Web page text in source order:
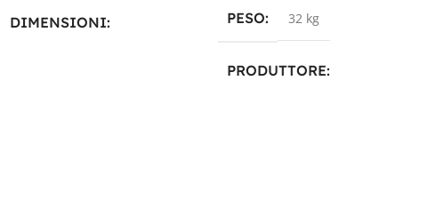
DIMENSIONI PESO 32 kg
PRODUTTORE